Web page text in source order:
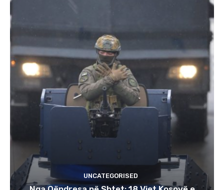
UNCATEGORISED